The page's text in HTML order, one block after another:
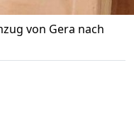
von Gera nach